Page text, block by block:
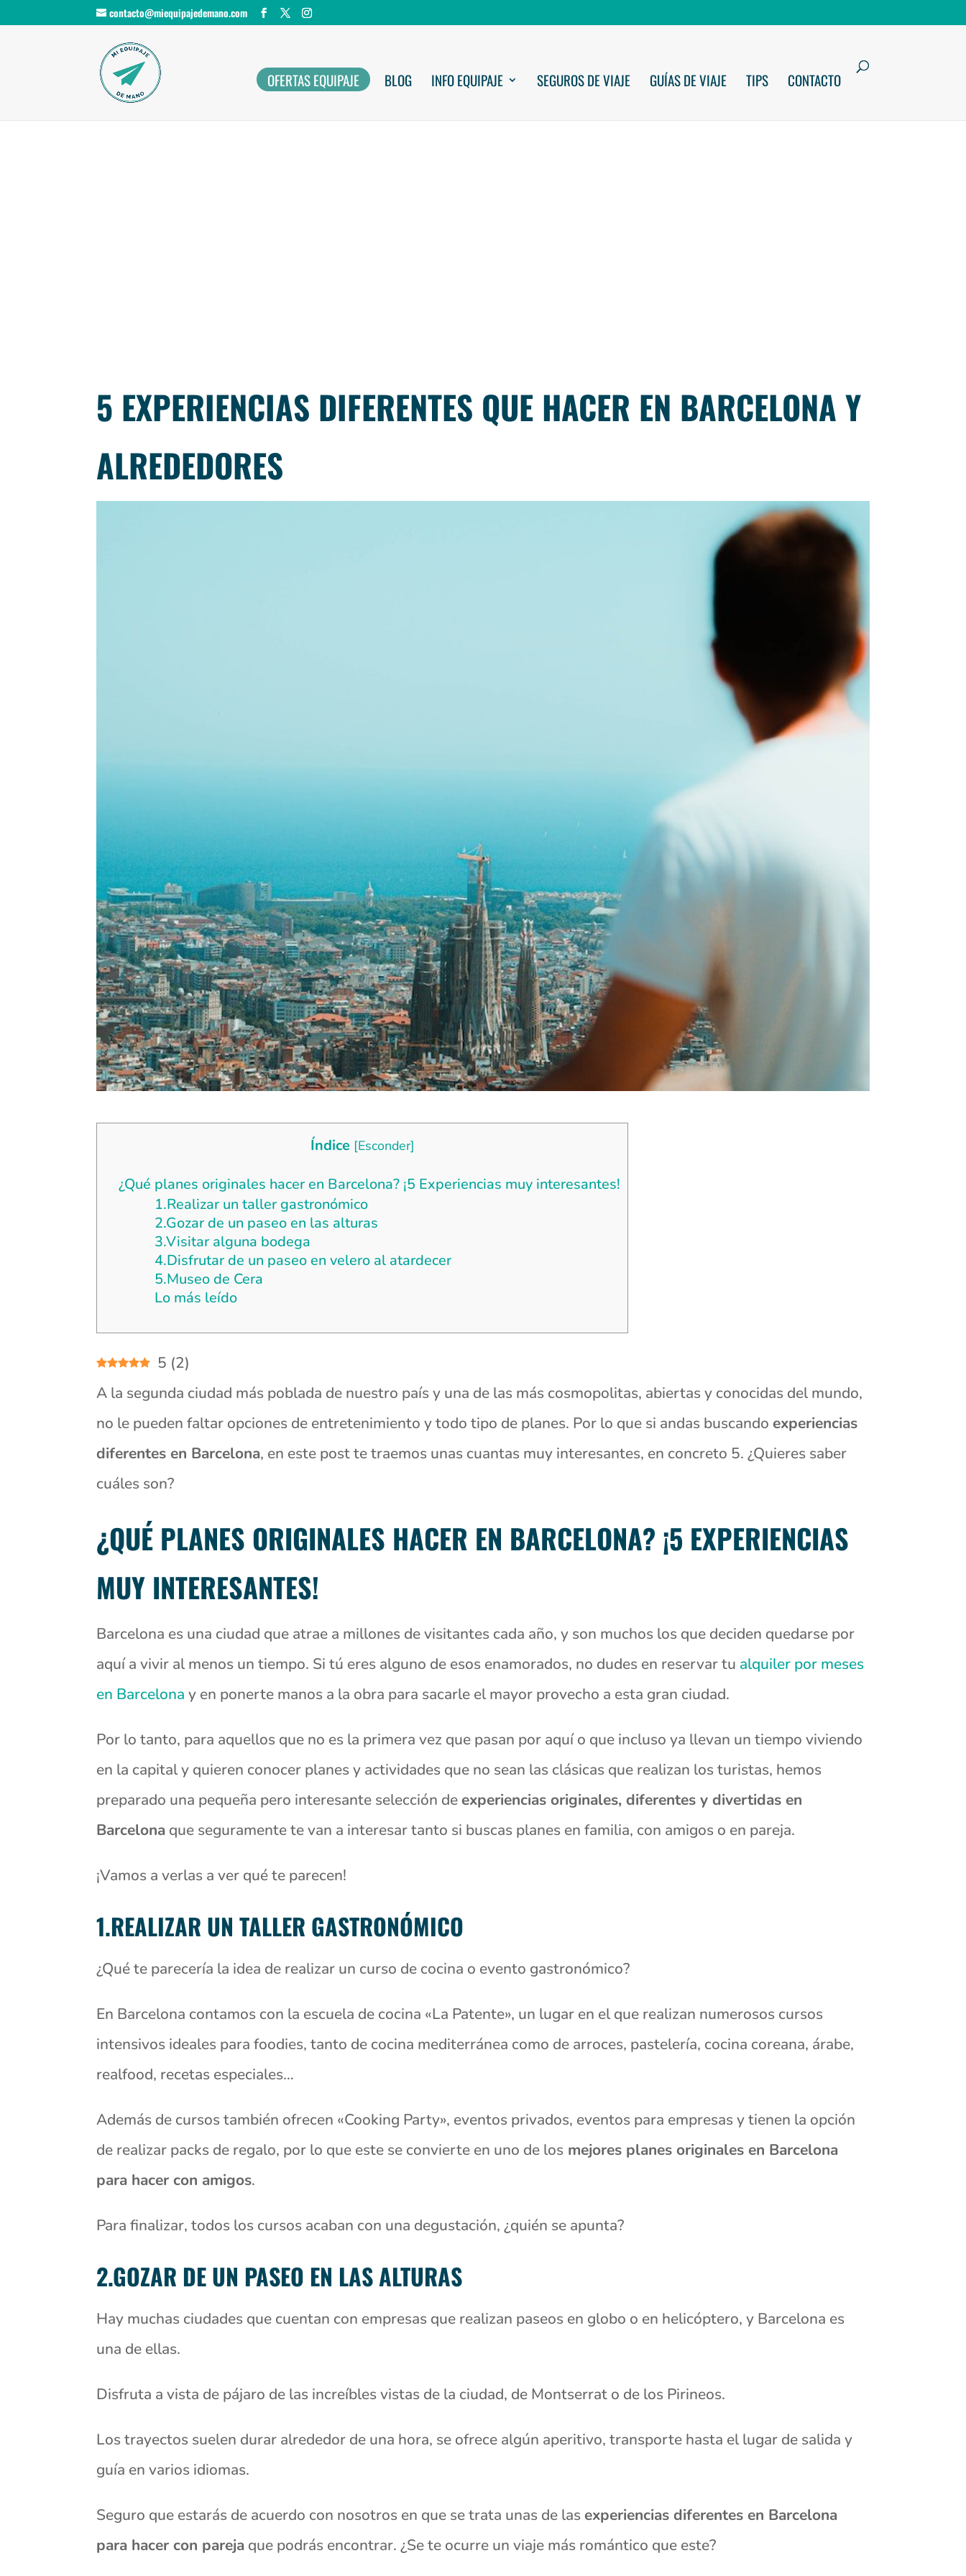
contacto@miequipajedemano.com
OFERTAS EQUIPAJE BLOG INFO EQUIPAJE SEGUROS DE VIAJE GUÍAS DE VIAJE TIPS CONTACTO
5 EXPERIENCIAS DIFERENTES QUE HACER EN BARCELONA Y
ALREDEDORES
Índice [Esconder]
¿Qué planes originales hacer en Barcelona? ¡5 Experiencias muy interesantes!
1.Realizar un taller gastronómico
2.Gozar de un paseo en las alturas
3.Visitar alguna bodega
4.Disfrutar de un paseo en velero al atardecer
5.Museo de Cera
Lo más leído
5 (2)
A la segunda ciudad más poblada de nuestro país y una de las más cosmopolitas, abiertas y conocidas del mundo,
no le pueden faltar opciones de entretenimiento y todo tipo de planes. Por lo que si andas buscandoexperiencias
diferentes en Barcelona, en este post te traemos unas cuantas muy interesantes, en concreto 5. ¿Quieres saber
cuáles son?
¿QUÉ PLANES ORIGINALES HACER EN BARCELONA? ¡5 EXPERIENCIAS
MUY INTERESANTES!
Barcelona es una ciudad que atrae a millones de visitantes cada año, y son muchos los que deciden quedarse por
aquí a vivir al menos un tiempo. Si tú eres alguno de esos enamorados, no dudes en reservar tu alquiler por meses
en Barcelona y en ponerte manos a la obra para sacarle el mayor provecho a esta gran ciudad.
Por lo tanto, para aquellos que no es la primera vez que pasan por aquí o que incluso ya llevan un tiempo viviendo
en la capital y quieren conocer planes y actividades que no sean las clásicas que realizan los turistas, hemos
preparado una pequeña pero interesante selección deexperiencias originales, diferentes y divertidas en
Barcelona que seguramente te van a interesar tanto si buscas planes en familia, con amigos o en pareja.
¡Vamos a verlas a ver qué te parecen!
1.REALIZAR UN TALLER GASTRONÓMICO
¿Qué te parecería la idea de realizar un curso de cocina o evento gastronómico?
En Barcelona contamos con la escuela de cocina «La Patente», un lugar en el que realizan numerosos cursos
intensivos ideales para foodies, tanto de cocina mediterránea como de arroces, pastelería, cocina coreana, árabe,
realfood, recetas especiales…
Además de cursos también ofrecen «Cooking Party», eventos privados, eventos para empresas y tienen la opción
de realizar packs de regalo, por lo que este se convierte en uno de los mejores planes originales en Barcelona
para hacer con amigos.
Para finalizar, todos los cursos acaban con una degustación, ¿quién se apunta?
2.GOZAR DE UN PASEO EN LAS ALTURAS
Hay muchas ciudades que cuentan con empresas que realizan paseos en globo o en helicóptero, y Barcelona es
una de ellas.
Disfruta a vista de pájaro de las increíbles vistas de la ciudad, de Montserrat o de los Pirineos.
Los trayectos suelen durar alrededor de una hora, se ofrece algún aperitivo, transporte hasta el lugar de salida y
guía en varios idiomas.
Seguro que estarás de acuerdo con nosotros en que se trata unas de lasexperiencias diferentes en Barcelona
para hacer con pareja que podrás encontrar. ¿Se te ocurre un viaje más romántico que este?